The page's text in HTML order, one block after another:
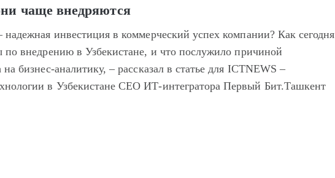
чаще внедряются
инвестиция в коммерческий успех компании? Как сегодня
по внедрению в Узбекистане, и что послужило причиной
бизнес-аналитику, – рассказал в статье для ICTNEWS –
в Узбекистане CEO ИТ-интегратора Первый Бит.Ташкент